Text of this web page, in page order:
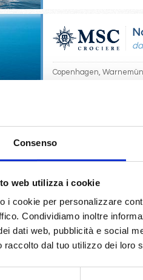
Consenso
web utilizza i cookie
i cookie per personalizzare
Condividiamo inoltre
dati web, pubblicità e social
raccolto dal tuo utilizzo dei loro
da
Copenhagen,
Warnemünde,
18/06/2028
€ 973